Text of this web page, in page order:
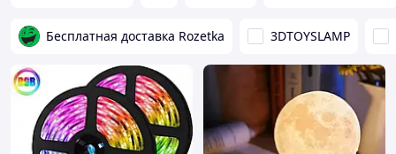
Бесплатная доставка Rozetka 3DTOYSLAMP